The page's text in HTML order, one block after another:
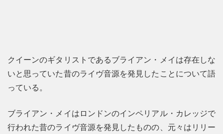
クイーンのギタリストであるブライアン・メイは存在しな
いと思っていた昔のライヴ音源を発見したことについて語
っている。
ブライアン・メイはロンドンのインペリアル・カレッジで
行われた昔のライヴ音源を発見したものの、元々はリリー